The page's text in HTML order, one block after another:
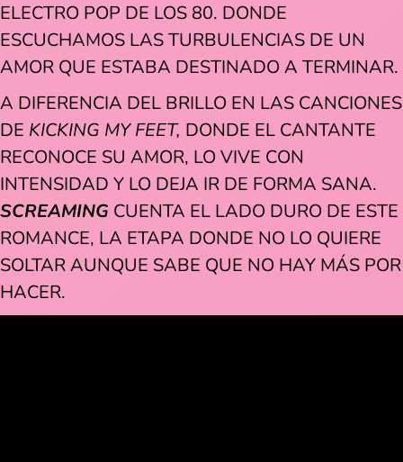
ELECTRO POP DE LOS 80. DONDE
ESCUCHAMOS LAS TURBULENCIAS DE UN
AMOR QUE ESTABA DESTINADO A TERMINAR.
A DIFERENCIA DEL BRILLO EN LAS CANCIONES
DE KICKING MY FEET, DONDE EL CANTANTE
RECONOCE SU AMOR, LO VIVE CON
INTENSIDAD Y LO DEJA IR DE FORMA SANA.
SCREAMING CUENTA EL LADO DURO DE ESTE
ROMANCE, LA ETAPA DONDE NO LO QUIERE
SOLTAR AUNQUE SABE QUE NO HAY MÁS POR
HACER.